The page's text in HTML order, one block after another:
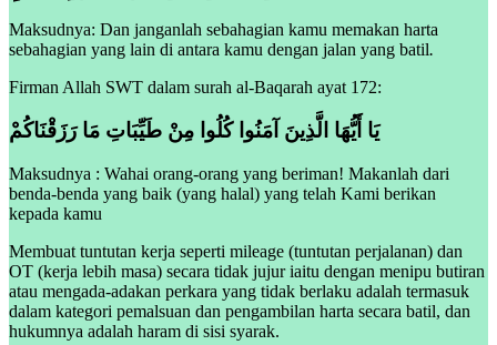
Maksudnya: Dan janganlah sebahagian kamu memakan harta
sebahagian yang lain di antara kamu dengan jalan yang batil.
Firman Allah SWT dalam surah al-Baqarah ayat 172:
يَا أَيُّهَا الَّذِينَ آمَنُوا كُلُوا مِنْ طَيِّبَاتِ مَا رَزَقْنَاكُمْ
Maksudnya : Wahai orang-orang yang beriman! Makanlah dari
benda-benda yang baik (yang halal) yang telah Kami berikan
kepada kamu
Membuat tuntutan kerja seperti mileage (tuntutan perjalanan) dan
OT (kerja lebih masa) secara tidak jujur iaitu dengan menipu butiran
atau mengada-adakan perkara yang tidak berlaku adalah termasuk
dalam kategori pemalsuan dan pengambilan harta secara batil, dan
hukumnya adalah haram di sisi syarak.